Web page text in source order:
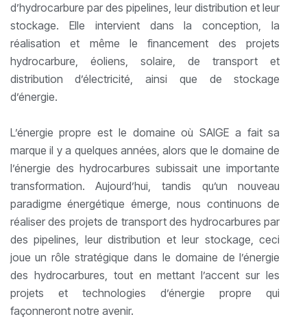
d’hydrocarbure par des pipelines, leur distribution et leur
stockage. Elle intervient dans la conception, la
réalisation et même le financement des projets
hydrocarbure, éoliens, solaire, de transport et
distribution d’électricité, ainsi que de stockage
d’énergie.
L’énergie propre est le domaine où SAIGE a fait sa
marque il y a quelques années, alors que le domaine de
l’énergie des hydrocarbures subissait une importante
transformation. Aujourd’hui, tandis qu’un nouveau
paradigme énergétique émerge, nous continuons de
réaliser des projets de transport des hydrocarbures par
des pipelines, leur distribution et leur stockage, ceci
joue un rôle stratégique dans le domaine de l’énergie
des hydrocarbures, tout en mettant l’accent sur les
projets et technologies d’énergie propre qui
façonneront notre avenir.